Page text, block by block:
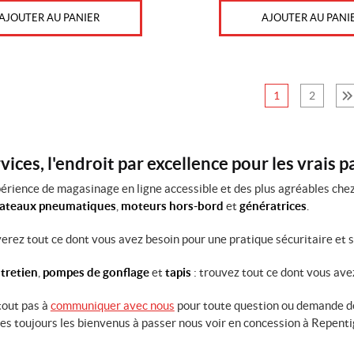
AU PANIER AJOUTER AU
1 2
l'endroit par excellence pour les vrais
de magasinage en ligne accessible et des plus agréables
pneumatiques moteurs hors-bord et génératrices
tout ce dont vous avez besoin pour une pratique sécuritaire et
pompes de gonflageet tapis : trouvez tout ce dont vous
pas à communiquer avec nous pour toute question ou demande
toujours les bienvenus à passer nous voir en concession à